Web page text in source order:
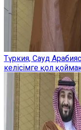
Түркия, Сауд
келісімге қол